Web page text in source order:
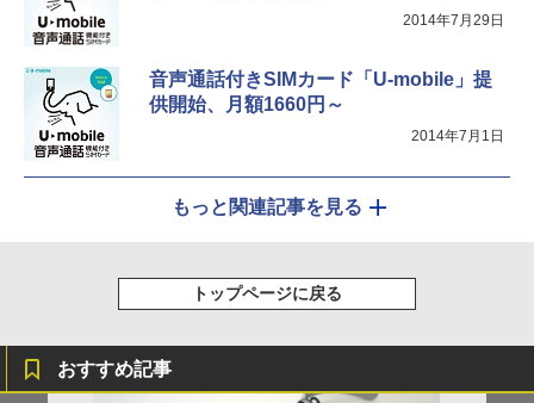
2014年7月29日
音声通話付きSIMカード「U-mobile」提
供開始、月額1660円～
2014年7月1日
もっと関連記事を見る
トップページに戻る
おすすめ記事